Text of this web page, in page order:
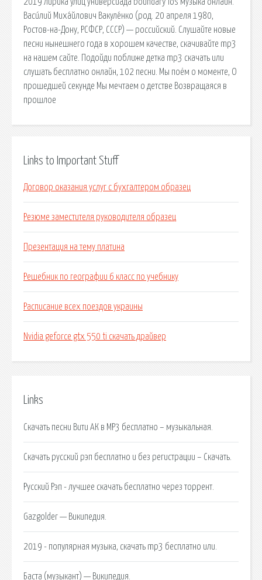
Васи́лий Миха́йлович Вакуле́нко (род. 20 апреля 1980,
Ростов-на-Дону, РСФСР, СССР) — российский. Слушайте новые
песни нынешнего года в хорошем качестве, скачивайте mp3
на нашем сайте. Подойди поближе детка mp3 скачать или
слушать бесплатно онлайн, 102 песни. Мы поём о моменте, О
прошедшей секунде Мы мечтаем о детстве Возвращаяся в
прошлое
Links to Important Stuff
Договор оказания услуг с бухгалтером образец
Резюме заместителя руководителя образец
Презентация на тему платина
Решебник по географии 6 класс по учебнику
Расписание всех поездов украины
Nvidia geforce gtx 550 ti скачать драйвер
Links
Скачать песни Вити АК в MP3 бесплатно – музыкальная.
Скачать русский рэп бесплатно и без регистрации – Скачать.
Русский Рэп - лучшее скачать бесплатно через торрент.
Gazgolder — Википедия.
2019 - популярная музыка, скачать mp3 бесплатно или.
Баста (музыкант) — Википедия.